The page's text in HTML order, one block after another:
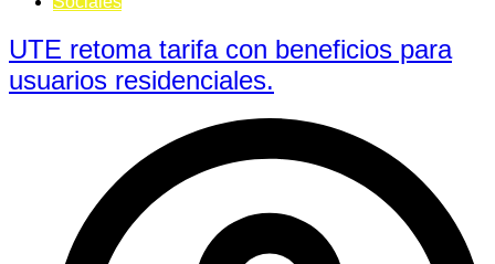
UTE retoma tarifa con beneficios para
usuarios residenciales.